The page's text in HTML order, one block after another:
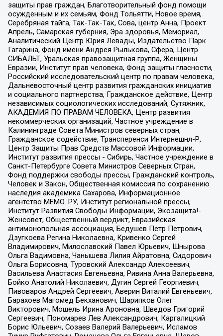
защиты прав граждан, Благотворительный фонд помощи
осужденным и их семьям, Фонд Тольятти, Новое время,
Серебряная тайга, Так-Так-Так, Сова, центр Анна, Проект
Апрель, Самарская губерния, Эра здоровья, Мемориал,
Аналитический Центр Юрия Левады, Издательство Парк
Гагарина, Фонд имени Андрея Рылькова, Сфера, Центр
СИБАЛЬТ, Уральская правозащитная группа, Женщины
Евразии, Институт прав человека, Фонд защиты гласности,
Российский исследовательский центр по правам человека,
Дальневосточный центр развития гражданских инициатив
и социального партнерства, Гражданское действие, Центр
независимых социологических исследований, Сутяжник,
АКАДЕМИЯ ПО ПРАВАМ ЧЕЛОВЕКА, Центр развития
некоммерческих организаций, Частное учреждение в
Калининграде Совета Министров северных стран,
Гражданское содействие, Трансперенси Интернешнл-Р,
Центр Защиты Прав Средств Массовой Информации,
Институт развития прессы - Сибирь, Частное учреждение в
Санкт-Петербурге Совета Министров Северных Стран,
Фонд поддержки свободы прессы, Гражданский контроль,
Человек и Закон, Общественная комиссия по сохранению
наследия академика Сахарова, Информационное
агентство МЕМО. РУ, Институт региональной прессы,
Институт Развития Свободы Информации, Экозащита!-
Женсовет, Общественный вердикт, Евразийская
антимонопольная ассоциация, Бедушев Петр Петрович,
Дзугкоева Регина Николаевна, Кривенко Сергей
Владимирович, Милославский Павел Юрьевич, Шнырова
Ольга Вадимовна, Чанышева Лилия Айратовна, Сидорович
Ольга Борисовна, Туровский Александр Алексеевич,
Васильева Анастасия Евгеньевна, Ривина Анна Валерьевна,
Бойко Анатолий Николаевич, Дугин Сергей Георгиевич,
Пивоваров Андрей Сергеевич, Аверин Виталий Евгеньевич,
Барахоев Магомед Бекханович, Шарипков Олег
Викторович, Мошель Ирина Ароновна, Шведов Григорий
Сергеевич, Пономарев Лев Александрович, Каргалицкий
Борис Юльевич, Созаев Валерий Валерьевич, Исламов